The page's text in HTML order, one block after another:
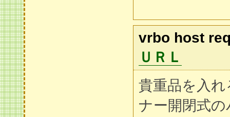
vrbo host
ＵＲＬ
貴重品を入
ナー開閉式